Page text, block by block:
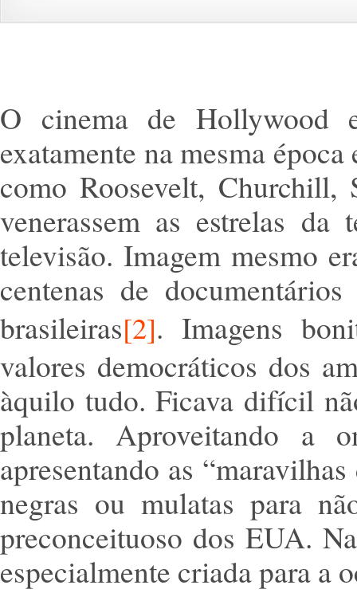
O cinema de Hollywood
exatamente na mesma
como Roosevelt,
venerassem as estrelas
televisão. Imagem mesmo
centenas de
brasileiras[2]. Imagens
valores democráticos dos
àquilo tudo. Ficava difícil
planeta. Aproveitando a
apresentando as
negras ou mulatas para
preconceituoso dos EUA.
especialmente criada para a